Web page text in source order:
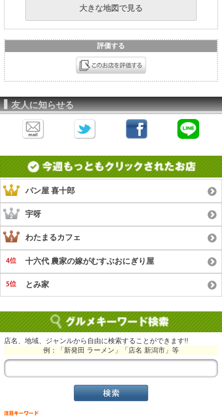
大きな地図で見る
評価する
友人に知らせる
パン屋 喜十郎
宇呀
わたまるカフェ
十六代 農家の嫁がむすぶおにぎり屋
とみ家
店名、地域、ジャンルから自由に検索することができます!!
例：「新発田 ラーメン」「店名 新潟市」等